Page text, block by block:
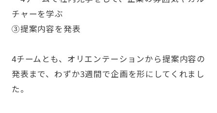
チャーを学ぶ
③提案内容を発表
4チームとも、オリエンテーションから提案内容の
発表まで、わずか3週間で企画を形にしてくれまし
た。